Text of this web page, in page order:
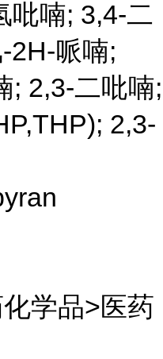
吡喃; 3,4-二
2H-哌喃;
; 2,3-二吡喃;
2,3-
学品>医药